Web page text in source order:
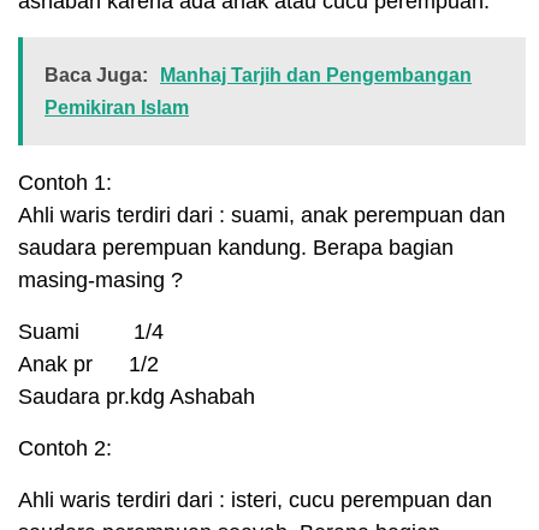
Baca Juga:
Manhaj Tarjih dan Pengembangan
Pemikiran Islam
Contoh 1:
Ahli waris terdiri dari : suami, anak perempuan dan
saudara perempuan kandung. Berapa bagian
masing-masing ?
Suami 1/4
Anak pr 1/2
Saudara pr.kdg Ashabah
Contoh 2:
Ahli waris terdiri dari : isteri, cucu perempuan dan